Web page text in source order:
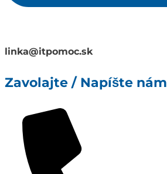
linka@itpomoc.sk
Zavolajte / Napíšte nám